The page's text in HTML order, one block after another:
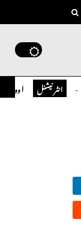
انٹر نیشنل اوورسیز